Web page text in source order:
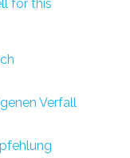
for this
Verfall